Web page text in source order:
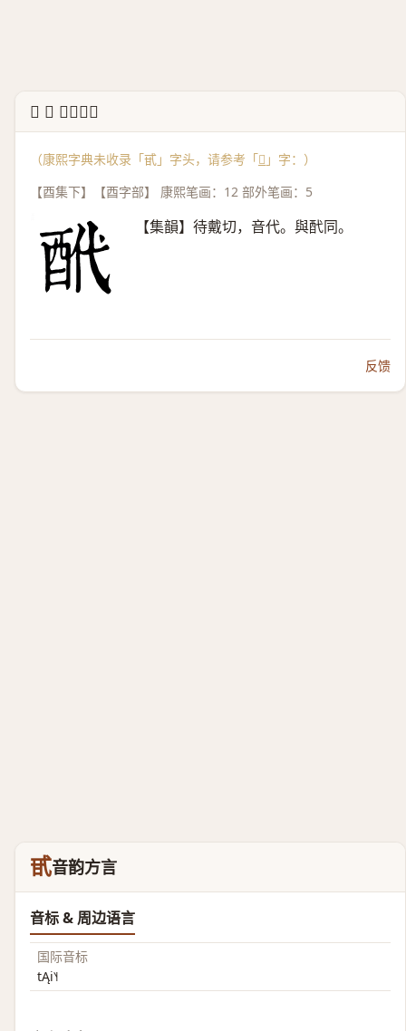
↳ 𨠍 康熙字典
（康熙字典未收录「甙」字头，请参考「𨠍 」字：）
【酉集下】【酉字部】 康熙笔画：12 部外笔画：5
【集韻】待戴切，音代。與䣧同。
反馈
甙音韵方言
音标 & 周边语言
国际音标
tĄi˥˧